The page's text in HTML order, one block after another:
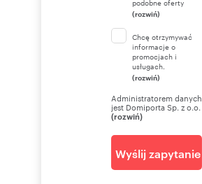
podobne oferty
(rozwiń)
Chcę otrzymywać
informacje o
promocjach i
usługach.
(rozwiń)
Administratorem danych
jest Domiporta Sp. z o.o.
(rozwiń)
Wyślij zapytanie